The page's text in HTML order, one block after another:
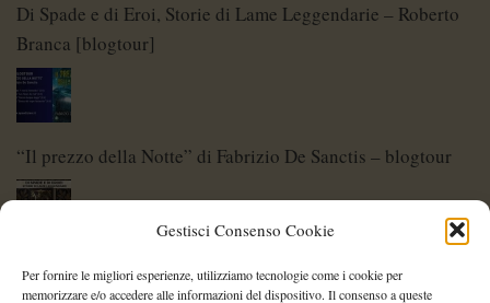
Gestisci Consenso Cookie
Per fornire le migliori esperienze, utilizziamo tecnologie come i cookie per
memorizzare e/o accedere alle informazioni del dispositivo. Il consenso a queste
Di Spade e di Eroi, Storie di Lame Leggendarie – Roberto
Branca [blogtour]
“Il prezzo della Notte” di Fabrizio De Sanctis – blogtour
Di Spade e di Eroi – Storie di Lame Leggendarie